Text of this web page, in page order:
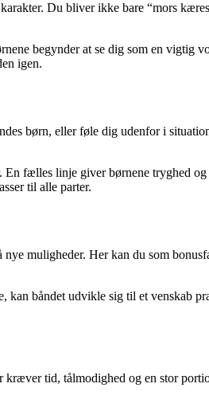
Du bliver ikke bare “mors
begynder at se dig som en
igen.
børn, eller føle dig udenfor i
fælles linje giver børnene tryghed
til alle parter.
muligheder. Her kan du som
båndet udvikle sig til et venskab
tid, tålmodighed og en stor